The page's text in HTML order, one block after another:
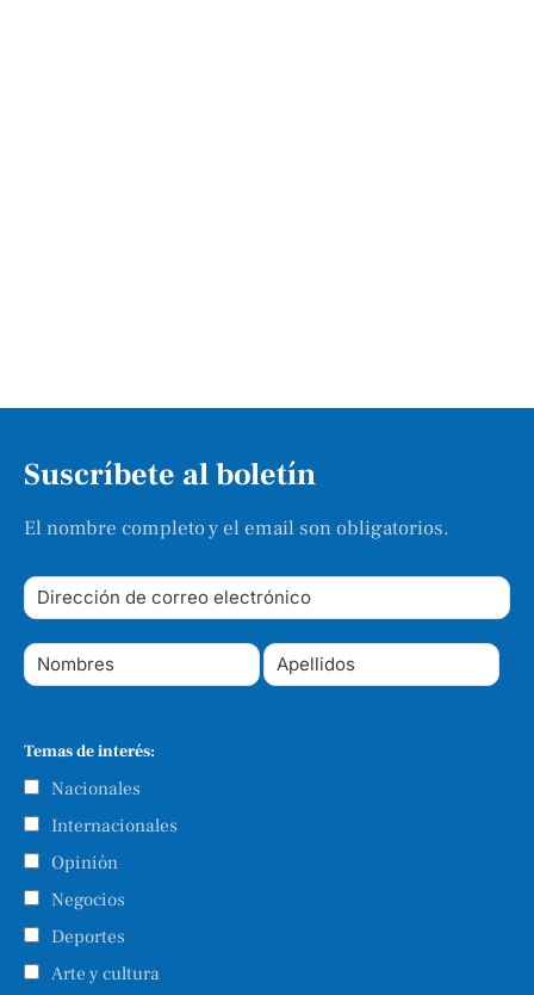
Suscríbete al boletín
El nombre completo y el email son obligatorios.
Temas de interés:
Nacionales
Internacionales
Opinión
Negocios
Deportes
Arte y cultura